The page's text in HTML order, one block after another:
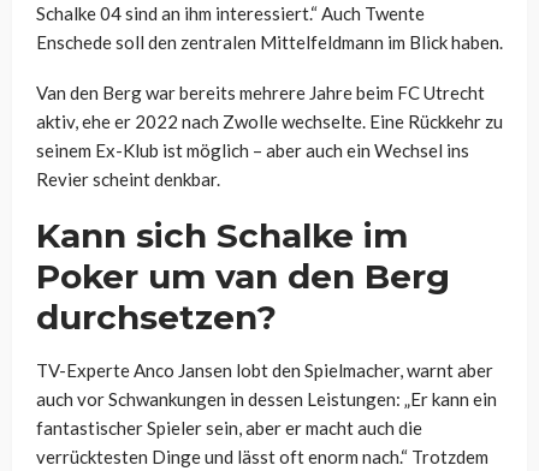
Schalke 04 sind an ihm interessiert.“ Auch Twente
Enschede soll den zentralen Mittelfeldmann im Blick haben.
Van den Berg war bereits mehrere Jahre beim FC Utrecht
aktiv, ehe er 2022 nach Zwolle wechselte. Eine Rückkehr zu
seinem Ex-Klub ist möglich – aber auch ein Wechsel ins
Revier scheint denkbar.
Kann sich Schalke im
Poker um van den Berg
durchsetzen?
TV-Experte Anco Jansen lobt den Spielmacher, warnt aber
auch vor Schwankungen in dessen Leistungen: „Er kann ein
fantastischer Spieler sein, aber er macht auch die
verrücktesten Dinge und lässt oft enorm nach.“ Trotzdem